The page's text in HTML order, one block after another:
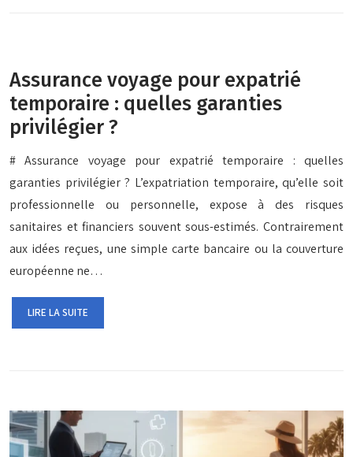
Assurance voyage pour expatrié
temporaire : quelles garanties
privilégier ?
# Assurance voyage pour expatrié temporaire : quelles
garanties privilégier ? L’expatriation temporaire, qu’elle soit
professionnelle ou personnelle, expose à des risques
sanitaires et financiers souvent sous-estimés. Contrairement
aux idées reçues, une simple carte bancaire ou la couverture
européenne ne…
LIRE LA SUITE